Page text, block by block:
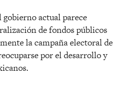
gobierno actual parece
de fondos públicos
la campaña electoral de
por el desarrollo y